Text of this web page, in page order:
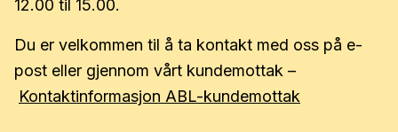
12.00 til 15.00.
Du er velkommen til å ta kontakt med oss på e-
post eller gjennom vårt kundemottak –
Kontaktinformasjon ABL-kundemottak